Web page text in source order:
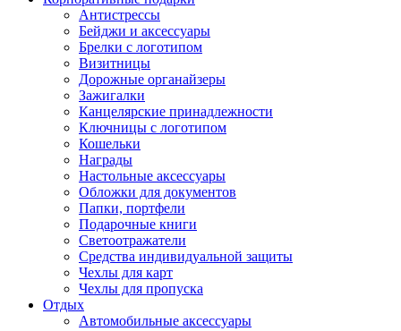
Антистрессы
Бейджи и аксессуары
Брелки с логотипом
Визитницы
Дорожные органайзеры
Зажигалки
Канцелярские принадлежности
Ключницы с логотипом
Кошельки
Награды
Настольные аксессуары
Обложки для документов
Папки, портфели
Подарочные книги
Светоотражатели
Средства индивидуальной защиты
Чехлы для карт
Чехлы для пропуска
Отдых
Автомобильные аксессуары